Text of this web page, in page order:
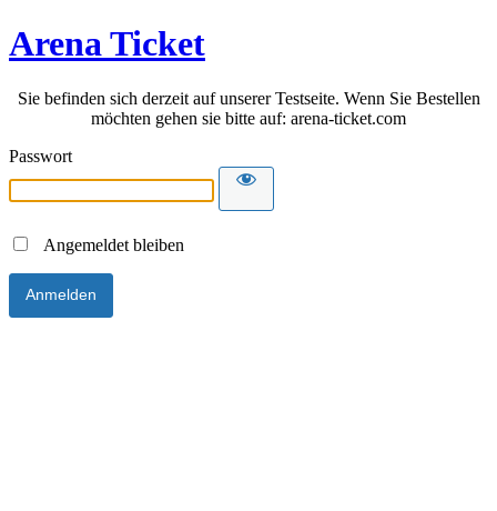
Arena Ticket
Sie befinden sich derzeit auf unserer Testseite. Wenn Sie Bestellen
möchten gehen sie bitte auf: arena-ticket.com
Passwort
Angemeldet bleiben